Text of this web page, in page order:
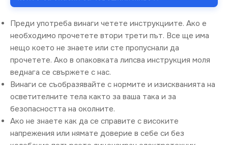
Преди употреба винаги четете инструкциите. Ако е
необходимо прочетете втори трети път. Все ще има
нещо което не знаете или сте пропуснали да
прочетете. Ако в опаковката липсва инструкция моля
веднага се свържете с нас.
Винаги се съобразявайте с нормите и изискванията на
осветителните тела както за ваша така и за
безопасността на околните.
Ако не знаете как да се справите с високите
напрежения или нямате доверие в себе си без